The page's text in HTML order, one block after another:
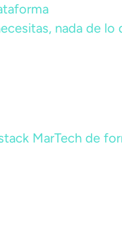
nada de
MarTech de